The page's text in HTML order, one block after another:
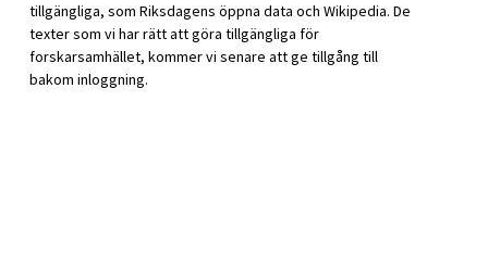
tillgängliga, som Riksdagens öppna data och Wikipedia. De
texter som vi har rätt att göra tillgängliga för
forskarsamhället, kommer vi senare att ge tillgång till
bakom inloggning.